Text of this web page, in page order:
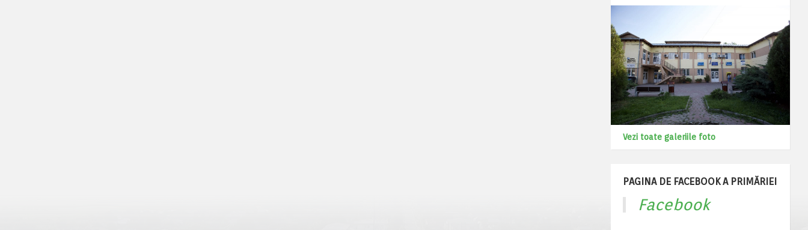
Vezi toate galeriile foto
PAGINA DE FACEBOOK A PRIMĂRIEI
Facebook